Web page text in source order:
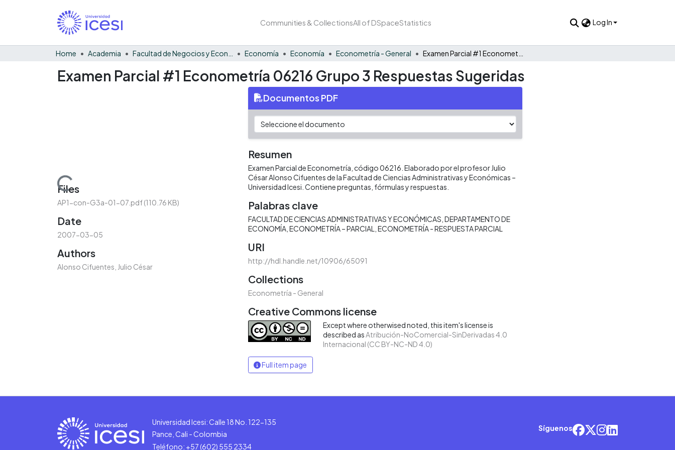
Communities & CollectionsAll of DSpaceStatistics Log In
Home Academia Economía Economía Econometría - General
Examen Parcial #1 Econometría 06216 Grupo 3 Respuestas Sugeridas
Loading...
Files
AP1-con-G3a-01-07.pdf(110.76 KB)
Date
2007-03-05
Authors
Alonso Cifuentes, Julio César
Documentos PDF
Resumen
Examen Parcial de Econometría, código 06216. Elaborado por el profesor Julio
César Alonso Cifuentes de la Facultad de Ciencias Administrativas y Económicas –
Universidad Icesi. Contiene preguntas, fórmulas y respuestas.
Palabras clave
FACULTAD DE CIENCIAS ADMINISTRATIVAS Y ECONÓMICAS DEPARTAMENTO DE
ECONOMÍA ECONOMETRÍA – PARCIAL ECONOMETRÍA - RESPUESTA PARCIAL
URI
http://hdl.handle.net/10906/65091
Collections
Econometría - General
Creative Commons license
Except where otherwised noted, this item's license is
described as Atribución-NoComercial-SinDerivadas 4.0
Internacional (CC BY-NC-ND 4.0)
Full item page
Universidad Icesi: Calle 18 No. 122-135
Pance, Cali - Colombia
Teléfono: +57 (602) 555 2334
Síguenos